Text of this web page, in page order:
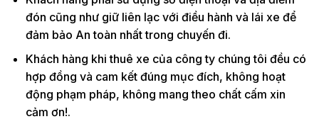
đón cũng như giữ liên lạc với điều hành và lái xe để
đảm bảo An toàn nhất trong chuyến đi.
Khách hàng khi thuê xe của công ty chúng tôi đều có
hợp đồng và cam kết đúng mục đích, không hoạt
động phạm pháp, không mang theo chất cấm xin
cảm ơn!.